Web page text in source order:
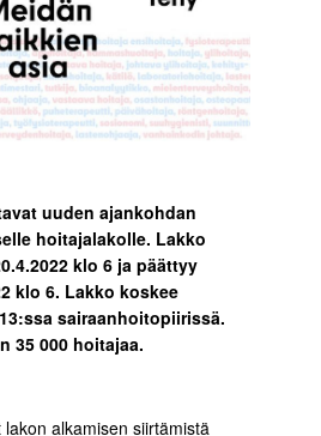
uuden ajankohdan
hoitajalakolle. Lakko
klo 6 ja päättyy
klo 6. Lakko koskee
sairaanhoitopiirissä.
35 000 hoitajaa.
alkamisen siirtämistä